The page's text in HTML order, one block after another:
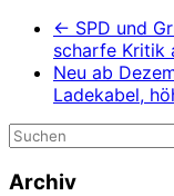
← SPD und
scharfe Kritik
Neu ab
Ladekabel,
Archiv